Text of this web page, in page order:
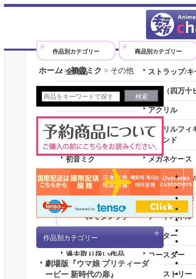
作品別カテゴリー
全商品
劇場版『ウマ娘 プリティーダ
ービー 新時代の扉』
シャドウバースＦ
勇気爆発バーンブレイバーン
初音ミク
全商品 (初音ミク)
和モダンコレクション
和モダンプチ
その他
過去取り扱い作品
全商品 (過去取り扱い作品)
商品別カテゴリー
ストラップ/
木製（四万十
アクリル
アクリルフィ
スタンド
メガネケース
クリアファイ
ノート/メモ帳
アートパネル
ポスター
コースター
タペストリー
ホーム > 初音ミク > その他
作品別カテゴリー
劇場版『ウマ娘 プリティーダ
ービー 新時代の扉』